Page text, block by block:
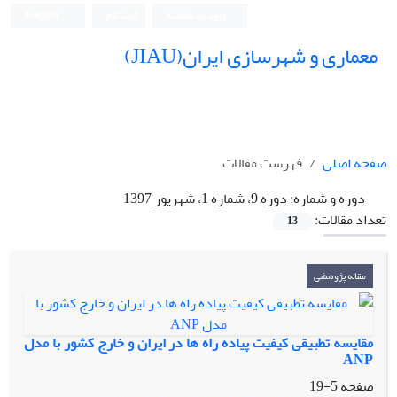
معماری و شهرسازی ایران(JIAU)
صفحه اصلی
فهرست مقالات
دوره و شماره:دوره 9، شماره 1، شهریور 1397
تعداد مقالات:
13
مقاله پژوهشی
مقایسه تطبیقی کیفیت پیاده راه ها در ایران و خارج کشور با مدل
ANP
صفحه5-19